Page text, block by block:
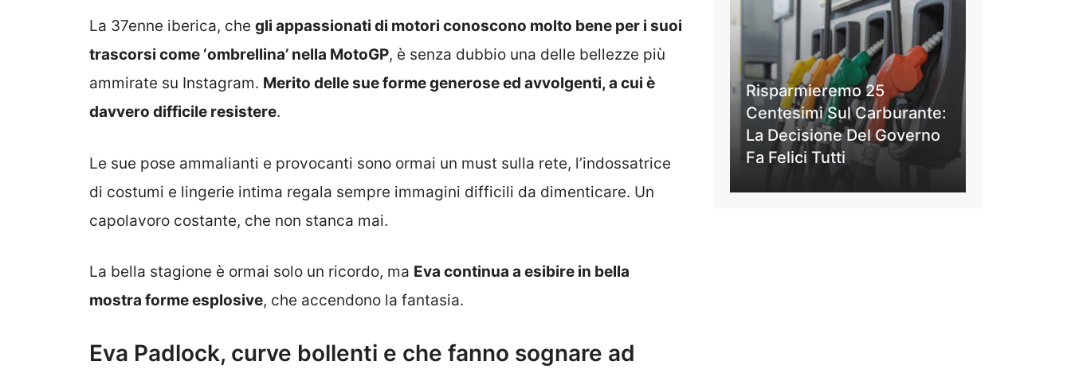
La 37enne iberica, che gli appassionati di motori conoscono molto bene per i suoi
trascorsi come ‘ombrellina’ nella MotoGP, è senza dubbio una delle bellezze più
ammirate su Instagram. Merito delle sue forme generose ed avvolgenti, a cui è
davvero difficile resistere.
Le sue pose ammalianti e provocanti sono ormai un must sulla rete, l’indossatrice
di costumi e lingerie intima regala sempre immagini difficili da dimenticare. Un
capolavoro costante, che non stanca mai.
La bella stagione è ormai solo un ricordo, ma Eva continua a esibire in bella
mostra forme esplosive, che accendono la fantasia.
Eva Padlock, curve bollenti e che fanno sognare ad
Risparmieremo 25
Centesimi Sul Carburante:
La Decisione Del Governo
Fa Felici Tutti